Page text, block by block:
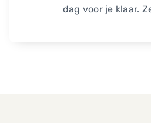
dag voor je klaar.